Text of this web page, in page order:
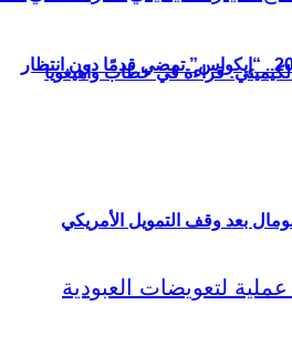
قراءة في خطاب واهيغويا
بعد وقف التمويل الأمريكي